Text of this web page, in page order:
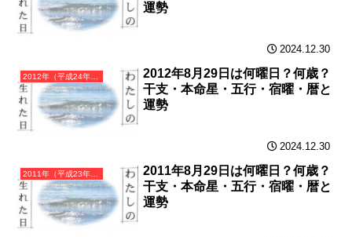
運勢
2024.12.30
2012年（平成24年）壬辰（みずのえたつ）・辰年（たつ年）カレンダー（月曜はじまり）
2012年8月29日は何曜日？何歳？
干支・本命星・五行・宿曜・暦と
運勢
2024.12.30
2011年（平成23年）辛卯（かのとう）・卯年（うさぎ年）カレンダー（月曜はじまり）
2011年8月29日は何曜日？何歳？
干支・本命星・五行・宿曜・暦と
運勢